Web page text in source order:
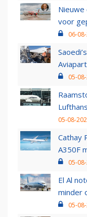
voor
06-
05-
05-08-
Cathay
A350F
05-
El Al
minder
05-